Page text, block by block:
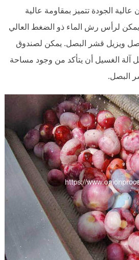
الجودة تتميز بمقاومة عالية
يمكن لرأس رش الماء ذو ​​الضغط العالي
ويزيل قشر البصل. يمكن لصندوق
آلة الغسيل أن يتأكد من وجود مساحة
البصل.